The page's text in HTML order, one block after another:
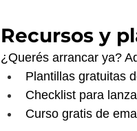
Recursos y
¿Querés arrancar ya?
Plantillas gratuitas
Checklist para
Curso gratis de